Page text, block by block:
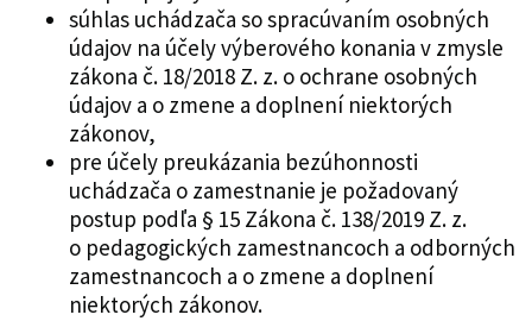
súhlas uchádzača so spracúvaním osobných
údajov na účely výberového konania v zmysle
zákona č. 18/2018 Z. z. o ochrane osobných
údajov a o zmene a doplnení niektorých
zákonov,
pre účely preukázania bezúhonnosti
uchádzača o zamestnanie je požadovaný
postup podľa § 15 Zákona č. 138/2019 Z. z.
o pedagogických zamestnancoch a odborných
zamestnancoch a o zmene a doplnení
niektorých zákonov.